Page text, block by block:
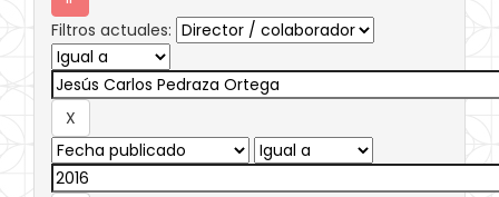
Filtros actuales: